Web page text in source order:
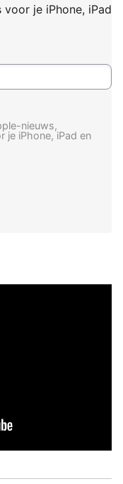
je iPhone, iPad
nieuws,
je iPhone, iPad en